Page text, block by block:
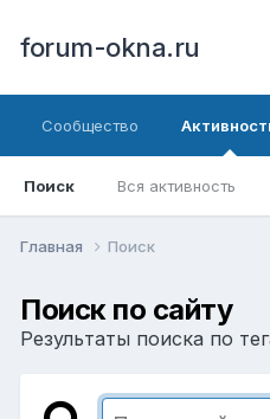
forum-okna.ru
Сообщество
Поиск Вся активность
Главная Поиск
Поиск по сайту
Результаты поиска по